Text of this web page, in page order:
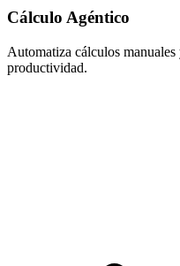
Cálculo Agéntico
Automatiza cálculos
productividad.